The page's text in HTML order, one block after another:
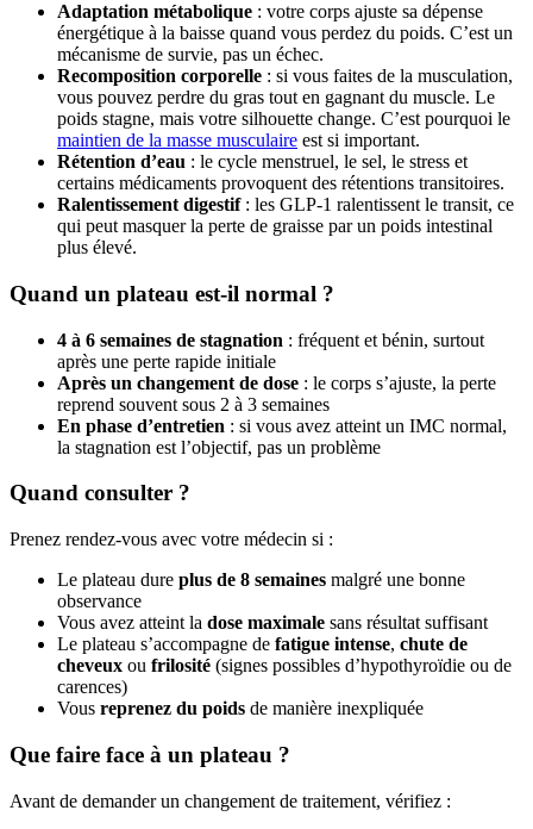
Adaptation métabolique : votre corps ajuste sa dépense
énergétique à la baisse quand vous perdez du poids. C’est un
mécanisme de survie, pas un échec.
Recomposition corporelle : si vous faites de la musculation,
vous pouvez perdre du gras tout en gagnant du muscle. Le
poids stagne, mais votre silhouette change. C’est pourquoi le
maintien de la masse musculaire est si important.
Rétention d’eau : le cycle menstruel, le sel, le stress et
certains médicaments provoquent des rétentions transitoires.
Ralentissement digestif: les GLP-1 ralentissent le transit, ce
qui peut masquer la perte de graisse par un poids intestinal
plus élevé.
Quand un plateau est-il normal ?
4 à 6 semaines de stagnation : fréquent et bénin, surtout
après une perte rapide initiale
Après un changement de dose : le corps s’ajuste, la perte
reprend souvent sous 2 à 3 semaines
En phase d’entretien : si vous avez atteint un IMC normal,
la stagnation est l’objectif, pas un problème
Quand consulter ?
Prenez rendez-vous avec votre médecin si :
Le plateau dure plus de 8 semaines malgré une bonne
observance
Vous avez atteint la dose maximale sans résultat suffisant
Le plateau s’accompagne de fatigue intense, chute de
cheveux ou frilosité (signes possibles d’hypothyroïdie ou de
carences)
Vous reprenez du poids de manière inexpliquée
Que faire face à un plateau ?
Avant de demander un changement de traitement, vérifiez :